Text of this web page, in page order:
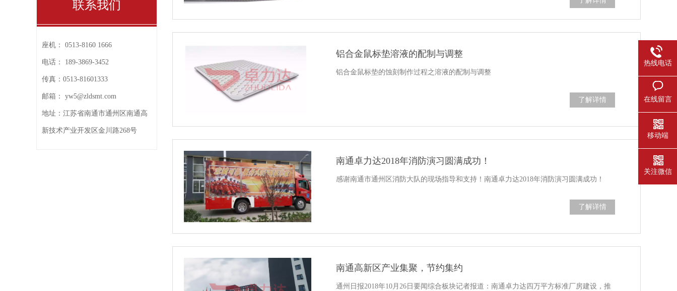
联系我们
座机： 0513-8160 1666
电话： 189-3869-3452
传真： 0513-81601333
邮箱： yw5@zldsmt.com
地址： 江苏省南通市通州区南通高
新技术产业开发区金川路268号
铝合金鼠标垫溶液的配制与调整
铝合金鼠标垫的蚀刻制作过程之溶液的配制与调整
了解详情
南通卓力达2018年消防演习圆满成功！
感谢南通市通州区消防大队的现场指导和支持！南通卓力达2018年消防演习圆满成功！
了解详情
南通高新区产业集聚，节约集约
通州日报2018年10月26日要闻综合板块记者报道：南通卓力达四万平方标准厂房建设，推
热线电话
在线留言
移动端
关注微信